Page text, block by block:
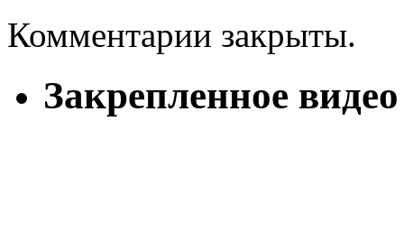
Комментарии закрыты.
Закрепленное видео